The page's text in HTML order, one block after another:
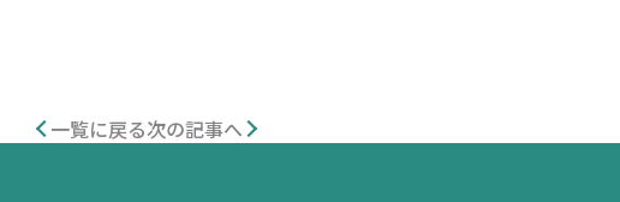
一覧に戻る次の記事へ